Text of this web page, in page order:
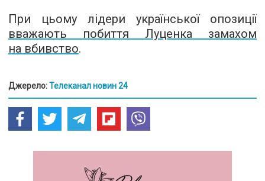
При цьому лідери української опозиції
вважають побиття Луценка замахом
на вбивство.
Джерело:Телеканал новин 24